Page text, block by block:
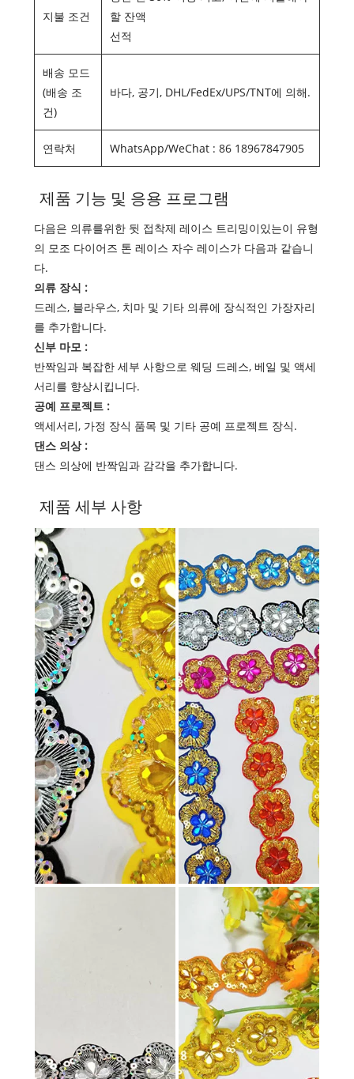
지불 조건
할 잔액
선적
배송 모드
(배송 조
건)
바다, 공기, DHL/FedEx/UPS/TNT에 의해.
연락처 WhatsApp/WeChat : 86 18967847905
제품 기능 및 응용 프로그램
다음은 의류를위한 뒷 접착제 레이스 트리밍이있는이 유형
의 모조 다이어즈 톤 레이스 자수 레이스가 다음과 같습니
다.
의류 장식 :
드레스, 블라우스, 치마 및 기타 의류에 장식적인 가장자리
를 추가합니다.
신부 마모 :
반짝임과 복잡한 세부 사항으로 웨딩 드레스, 베일 및 액세
서리를 향상시킵니다.
공예 프로젝트 :
액세서리, 가정 장식 품목 및 기타 공예 프로젝트 장식.
댄스 의상 :
댄스 의상에 반짝임과 감각을 추가합니다.
제품 세부 사항